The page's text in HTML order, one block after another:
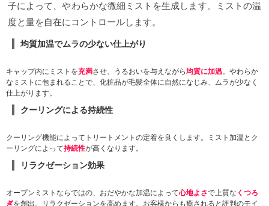
子によって、やわらかな微細ミストを生成します。ミストの温
度と量を自在にコントロールします。
均質加温でムラの少ない仕上がり
キャップ内にミストを充満させ、うるおいを与えながら均質に加温。やわらか
なミストに包まれることで、化粧品が毛髪全体に自然になじみ、ムラが少なく
仕上がります。
クーリングによる持続性
クーリング機能によってトリートメントの定着を良くします。ミスト加温とク
ーリングによって持続性が高くなります。
リラクゼーション効果
オープンミストならではの、おだやかな加温によって心地よさで上質な くつろ
ぎを創出。リラクゼーションを高めます。お客様からも癒されると評判のモイ